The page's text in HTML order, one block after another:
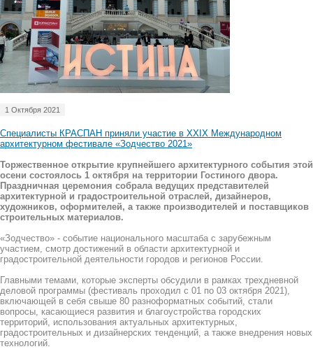
1 Октября 2021
Специалисты КРАСПАН приняли участие в XXIX Международном
архитектурном фестивале «Зодчество 2021»
Торжественное открытие крупнейшего архитектурного события этой
осени состоялось 1 октября на территории Гостиного двора.
Праздничная церемония собрала ведущих представителей
архитектурной и градостроительной отраслей, дизайнеров,
художников, оформителей, а также производителей и поставщиков
строительных материалов.
«Зодчество» - событие национального масштаба с зарубежным
участием, смотр достижений в области архитектурной и
градостроительной деятельности городов и регионов России.
Главными темами, которые эксперты обсудили в рамках трехдневной
деловой программы (фестиваль проходил с 01 по 03 октября 2021),
включающей в себя свыше 80 разноформатных событий, стали
вопросы, касающиеся развития и благоустройства городских
территорий, использования актуальных архитектурных,
градостроительных и дизайнерских тенденций, а также внедрения новых
технологий.